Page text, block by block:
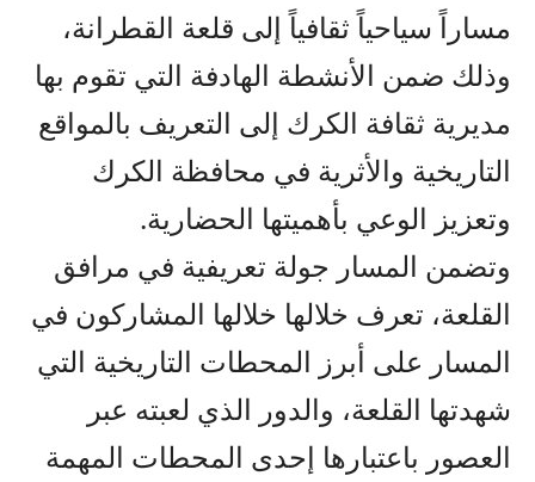
مساراً سياحياً ثقافياً إلى قلعة القطرانة،
وذلك ضمن الأنشطة الهادفة التي تقوم بها
مديرية ثقافة الكرك إلى التعريف بالمواقع
التاريخية والأثرية في محافظة الكرك
وتعزيز الوعي بأهميتها الحضارية.
وتضمن المسار جولة تعريفية في مرافق
القلعة، تعرف خلالها خلالها المشاركون في
المسار على أبرز المحطات التاريخية التي
شهدتها القلعة، والدور الذي لعبته عبر
العصور باعتبارها إحدى المحطات المهمة